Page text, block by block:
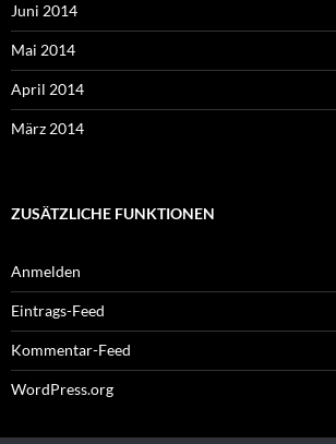
Juni 2014
Mai 2014
April 2014
März 2014
ZUSÄTZLICHE FUNKTIONEN
Anmelden
Eintrags-Feed
Kommentar-Feed
WordPress.org